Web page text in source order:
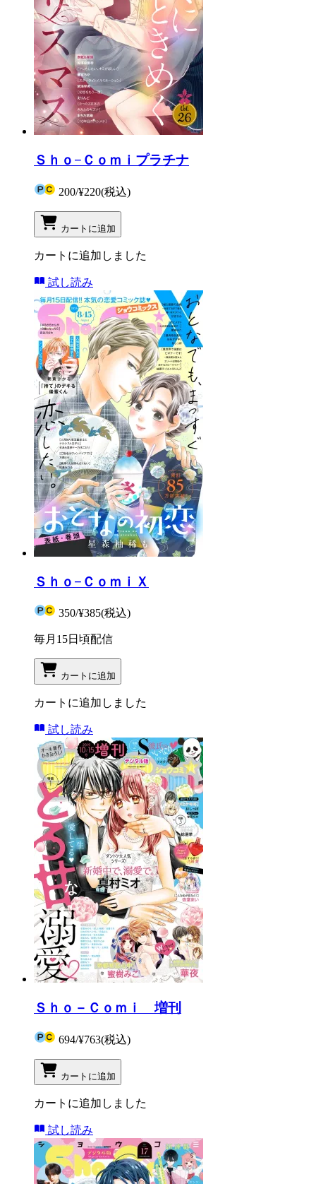
Ｓｈｏ−Ｃｏｍｉプラチナ
200/¥220(税込)
カートに追加
カートに追加しました
試し読み
Ｓｈｏ−ＣｏｍｉＸ
350/¥385(税込)
毎月15日頃配信
カートに追加
カートに追加しました
試し読み
Ｓｈｏ－Ｃｏｍｉ 増刊
694/¥763(税込)
カートに追加
カートに追加しました
試し読み